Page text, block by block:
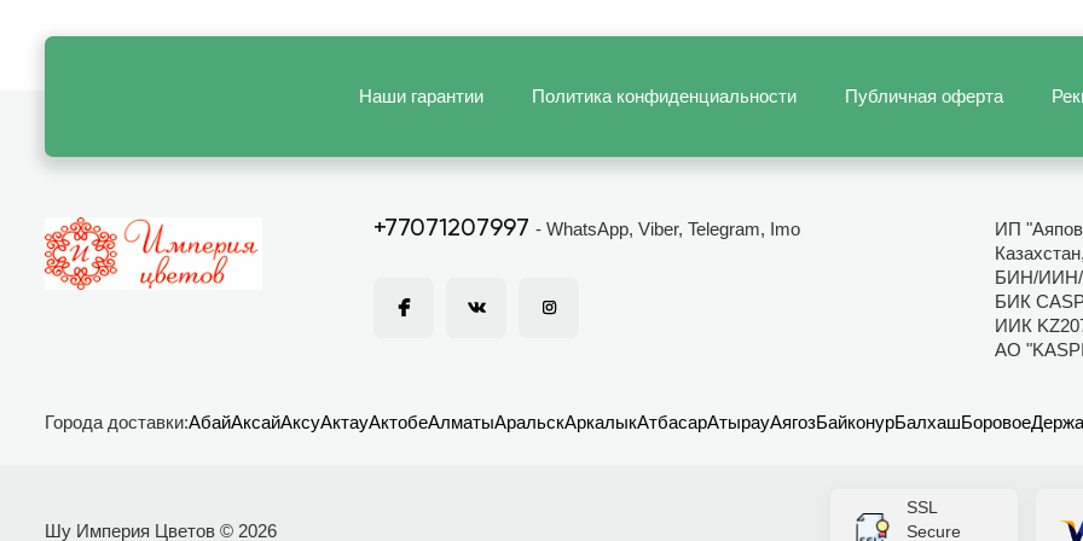
Наши гарантии Политика конфиденциальности Публичная оферта
+77071207997 - WhatsApp, Viber, Telegram, Imo
ИП
Казахстан,
БИН/ИИН/
БИК
ИИК
АО
Города доставки:АбайАксайАксуАктауАктобеАлматыАральскАркалыкАтбасарАтырауАягозБайконурБалхашБоровое
Шу Империя Цветов © 2026
SSL
Secure